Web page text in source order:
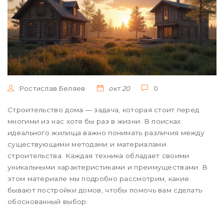
Ростислав Беляев окт 20 0
Строительство дома — задача, которая стоит перед
многими из нас хотя бы раз в жизни. В поисках
идеального жилища важно понимать различия между
существующими методами и материалами
строительства. Каждая техника обладает своими
уникальными характеристиками и преимуществами. В
этом материале мы подробно рассмотрим, какие
бывают постройки домов, чтобы помочь вам сделать
обоснованный выбор.